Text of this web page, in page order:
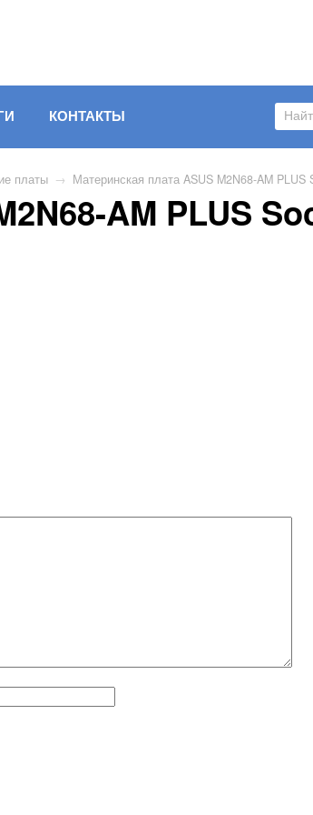
КОНТАКТЫ
платы → Материнская плата ASUS M2N68-AM PLUS
AM PLUS